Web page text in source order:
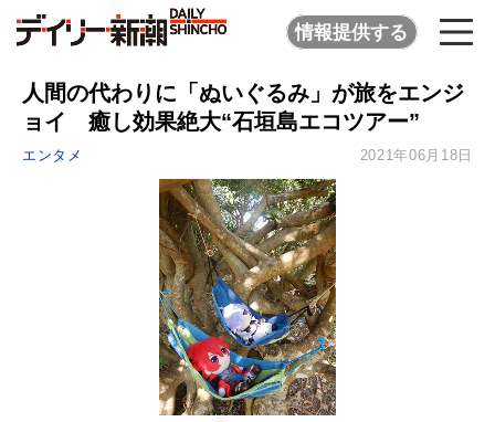
情報提供する
人間の代わりに「ぬいぐるみ」が旅をエンジ
ョイ 癒し効果絶大“石垣島エコツアー”
エンタメ 2021年06月18日